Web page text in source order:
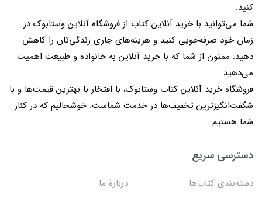
کنید.
شما می‌توانید با خرید آنلاین کتاب از فروشگاه آنلاین وستابوک در
زمان خود صرفه‌جویی کنید و هزینه‌های جاری زندگی‌تان را کاهش
دهید. ممنون از شما که با خرید آنلاین به خانواده و طبیعت اهمیت
می‌دهید.
فروشگاه خرید آنلاین کتاب وستابوک، با افتخار با بهترین قیمت‌ها و با
شگفت‌انگیزترین تخفیف‌ها در خدمت شماست. خوشحالیم که در کنار
شما هستیم.
دسترسی سریع
دسته‌بندی کتاب‌ها
دربارۀ ما